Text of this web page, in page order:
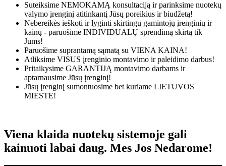
Suteiksime NEMOKAMĄ konsultaciją ir parinksime nuotekų
valymo įrenginį atitinkantį Jūsų poreikius ir biudžetą!
Nebereikės ieškoti ir lyginti skirtingų gamintojų įrenginių ir
kainų - paruošime INDIVIDUALŲ sprendimą skirtą tik
Jums!
Paruošime suprantamą sąmatą su VIENA KAINA!
Atliksime VISUS įrenginio montavimo ir paleidimo darbus!
Pritaikysime GARANTIJĄ montavimo darbams ir
aptarnausime Jūsų įrenginį!
Jūsų įrenginį sumontuosime bet kuriame LIETUVOS
MIESTE!
Viena klaida nuotekų sistemoje gali
kainuoti labai daug. Mes Jos Nedarome!